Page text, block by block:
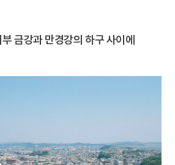
회
금강과 만경강의 하구 사이에